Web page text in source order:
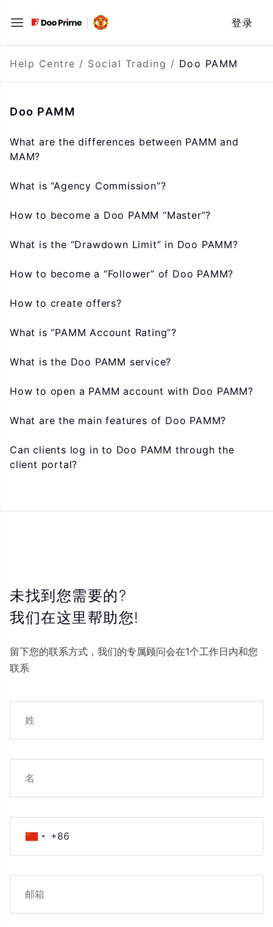
content
登录
Help Centre / Social Trading / Doo PAMM
Doo PAMM
What are the differences between PAMM and
MAM?
What is “Agency Commission”?
How to become a Doo PAMM “Master”?
What is the “Drawdown Limit” in Doo PAMM?
How to become a “Follower” of Doo PAMM?
How to create offers?
What is “PAMM Account Rating”?
What is the Doo PAMM service?
How to open a PAMM account with Doo PAMM?
What are the main features of Doo PAMM?
Can clients log in to Doo PAMM through the
client portal?
未找到您需要的?
我们在这里帮助您!
留下您的联系方式，我们的专属顾问会在1个工作日内和您
联系